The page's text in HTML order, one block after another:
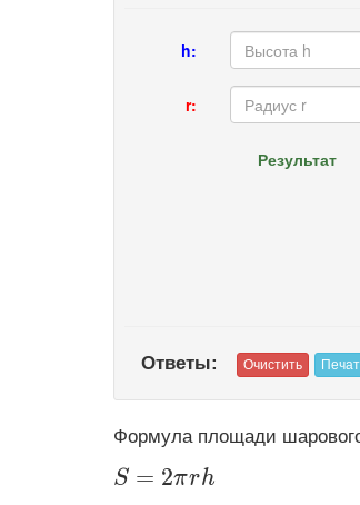
h:
r:
Результат
Ответы:
Формула площади
\displaystyle S=2\pi rh
S = 2πrh